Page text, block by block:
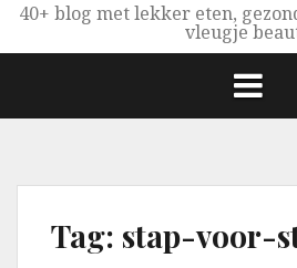
40+ blog met lekker eten,
vleugje
Tag: stap-voor-